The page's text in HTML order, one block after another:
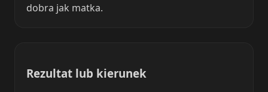
dobra jak matka.
Rezultat lub kierunek